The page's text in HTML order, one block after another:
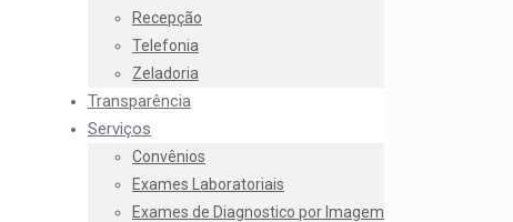
Recepção
Telefonia
Zeladoria
Transparência
Serviços
Convênios
Exames Laboratoriais
Exames de Diagnostico por Imagem